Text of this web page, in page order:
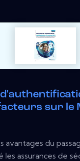
sur le
avantages du
les assurances de